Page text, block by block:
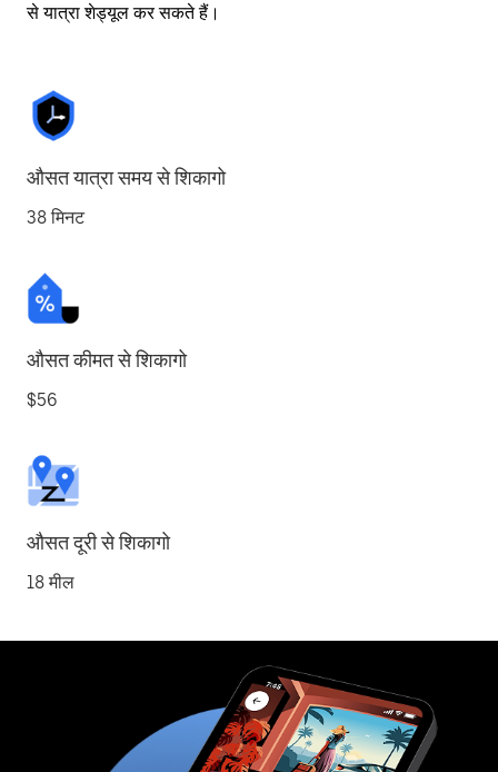
से यात्रा शेड्यूल कर सकते हैं।
औसत यात्रा समय से शिकागो
38 मिनट
औसत कीमत से शिकागो
$56
औसत दूरी से शिकागो
18 मील